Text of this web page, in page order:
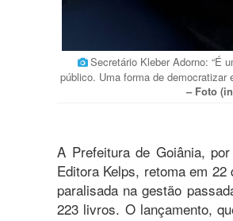
Secretário Kleber Adorno: “É
público. Uma forma de democratizar
– Foto
A Prefeitura de Goiânia,
Editora Kelps, retoma em
paralisada na gestão
223 livros. O lançamento,